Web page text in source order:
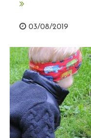
03/08/2019